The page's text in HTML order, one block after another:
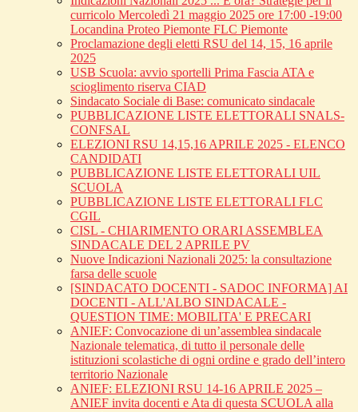
curricolo Mercoledì 21 maggio 2025 ore 17:00 -19:00
Locandina Proteo Piemonte FLC Piemonte
Proclamazione degli eletti RSU del 14, 15, 16 aprile
2025
USB Scuola: avvio sportelli Prima Fascia ATA e
scioglimento riserva CIAD
Sindacato Sociale di Base: comunicato sindacale
PUBBLICAZIONE LISTE ELETTORALI SNALS-
CONFSAL
ELEZIONI RSU 14,15,16 APRILE 2025 - ELENCO
CANDIDATI
PUBBLICAZIONE LISTE ELETTORALI UIL
SCUOLA
PUBBLICAZIONE LISTE ELETTORALI FLC
CGIL
CISL - CHIARIMENTO ORARI ASSEMBLEA
SINDACALE DEL 2 APRILE PV
Nuove Indicazioni Nazionali 2025: la consultazione
farsa delle scuole
[SINDACATO DOCENTI - SADOC INFORMA] AI
DOCENTI - ALL'ALBO SINDACALE -
QUESTION TIME: MOBILITA' E PRECARI
ANIEF: Convocazione di un’assemblea sindacale
Nazionale telematica, di tutto il personale delle
istituzioni scolastiche di ogni ordine e grado dell’intero
territorio Nazionale
ANIEF: ELEZIONI RSU 14-16 APRILE 2025 –
ANIEF invita docenti e Ata di questa SCUOLA alla